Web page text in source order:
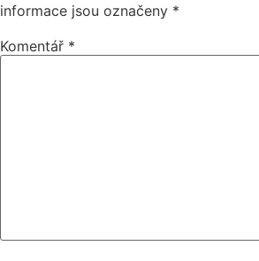
informace jsou označeny *
Komentář *